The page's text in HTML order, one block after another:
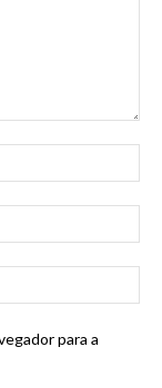
para a